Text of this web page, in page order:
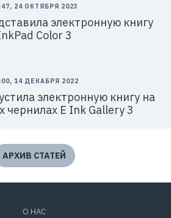
24 ОКТЯБРЯ 2023
электронную книгу
Color 3
14 ДЕКАБРЯ 2022
электронную книгу на
чернилах E Ink Gallery 3
АРХИВ СТАТЕЙ
О НАС